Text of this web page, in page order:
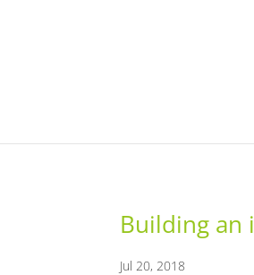
Building an
Jul 20, 2018